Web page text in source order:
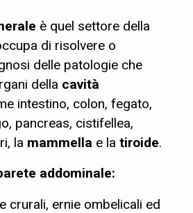
è quel settore della
di risolvere o
delle patologie che
della cavità
intestino, colon, fegato,
pancreas, cistifellea,
la mammella e la tiroide.
addominale:
crurali, ernie ombelicali ed